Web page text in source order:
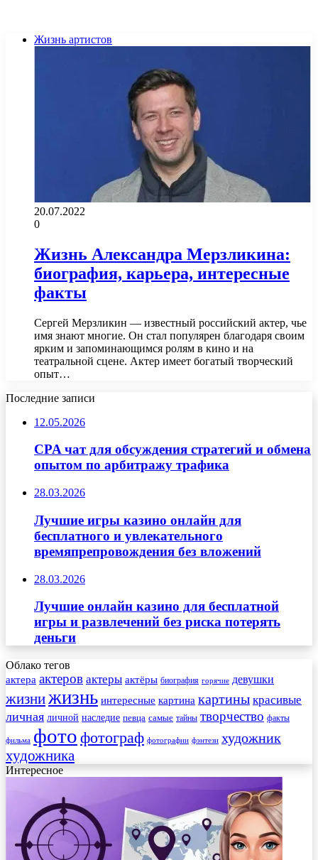
Жизнь артистов
20.07.2022
0
Жизнь Александра Мерзликина:
биография, карьера, интересные
факты
Сергей Мерзликин — известный российский актер, чье
имя знают многие. Он стал популярен благодаря своим
ярким и запоминающимся ролям в кино и на
театральной сцене. Актер имеет богатый творческий
опыт…
Последние записи
12.05.2026
CPA чат для обсуждения стратегий и обмена
опытом по арбитражу трафика
28.03.2026
Лучшие игры казино онлайн для
бесплатного и увлекательного
времяпрепровождения без вложений
28.03.2026
Лучшие онлайн казино для бесплатной
игры и развлечений без риска потерять
деньги
Облако тегов
актера актеров актеры актёры биография горячие девушки
жизнижизнь интересные картина картины красивые
личная личной наследие певца самые тайны творчество факты
фильма фото фотограф фотографии фэнтези художник
художника
Интересное